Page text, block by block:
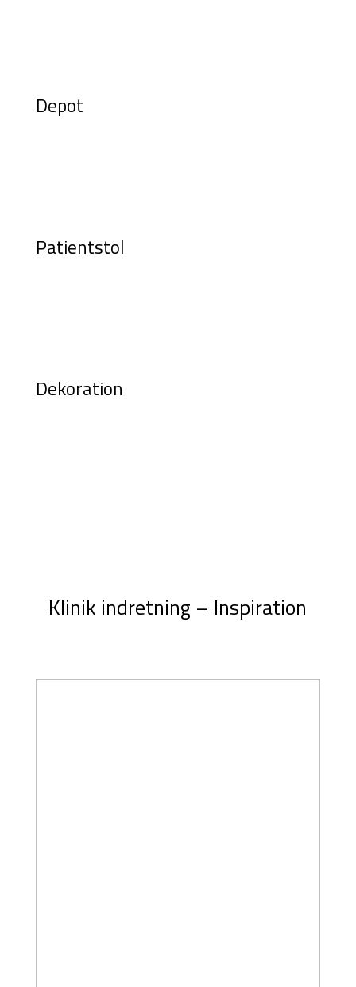
Depot
Patientstol
Dekoration
Klinik indretning – Inspiration